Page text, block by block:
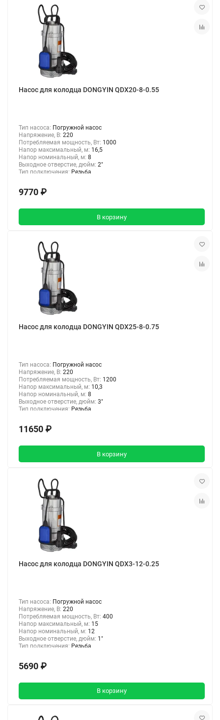
Насос для колодца DONGYIN QDX20-8-0.55
Тип насоса: Погружной насос
Напряжение, В: 220
Потребляемая мощность, Вт: 1000
Напор максимальный, м: 16,5
Напор номинальный, м: 8
Выходное отверстие, дюйм: 2"
Тип подключения: Резьба
9770 ₽
В корзину
Насос для колодца DONGYIN QDX25-8-0.75
Тип насоса: Погружной насос
Напряжение, В: 220
Потребляемая мощность, Вт: 1200
Напор максимальный, м: 10,3
Напор номинальный, м: 8
Выходное отверстие, дюйм: 3"
Тип подключения: Резьба
11650 ₽
В корзину
Насос для колодца DONGYIN QDX3-12-0.25
Тип насоса: Погружной насос
Напряжение, В: 220
Потребляемая мощность, Вт: 400
Напор максимальный, м: 15
Напор номинальный, м: 12
Выходное отверстие, дюйм: 1"
Тип подключения: Резьба
5690 ₽
В корзину